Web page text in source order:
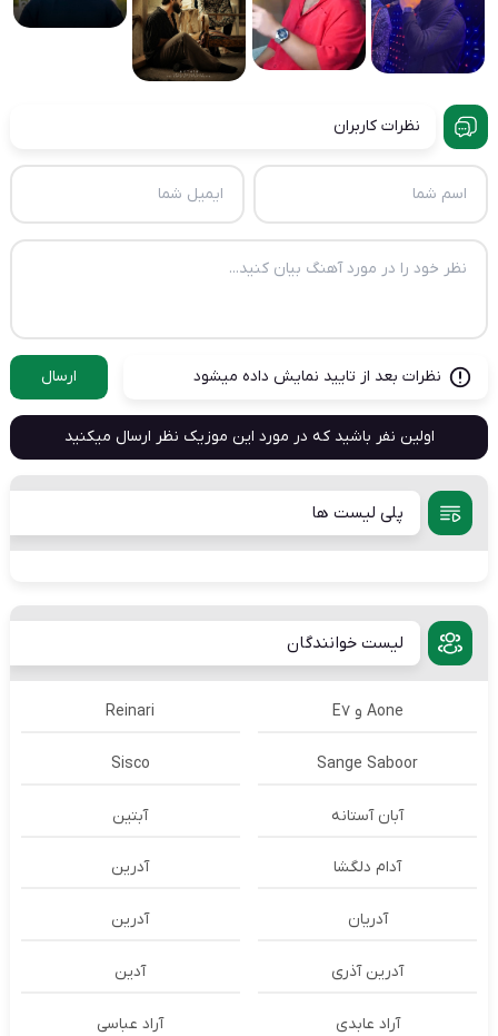
نظرات کاربران
نظرات بعد از تایید نمایش داده میشود ارسال
اولین نفر باشید که در مورد این موزیک نظر ارسال میکنید
پلی لیست ها
لیست خوانندگان
Aone و E7 Reinari
Sange Saboor
Sisco
آبان آستانه آبتین
آدام دلگشا آدرين
آدریان آدرین
آدرین آذری آدین
آراد عابدی آراد عباسی